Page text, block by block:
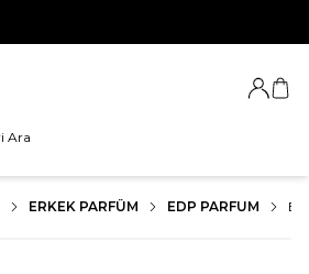
Giriş
ERKEK PARFÜM EDP PARFUM